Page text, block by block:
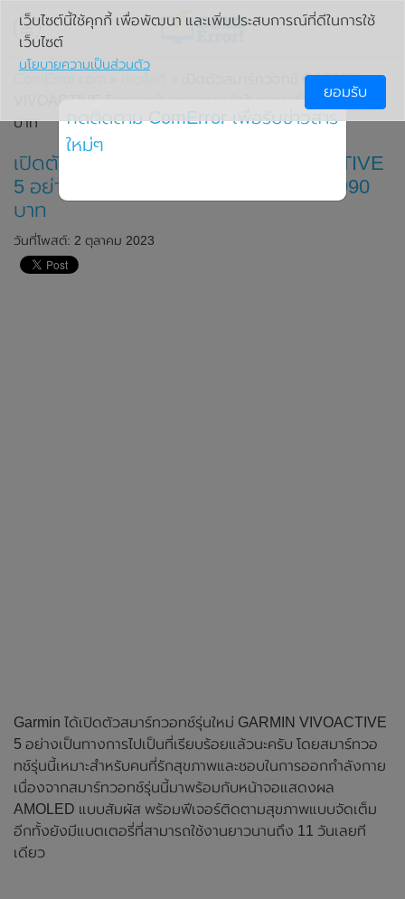
» เปิดตัวสมาร์ทวอทช์ GARMIN
VIVOACTIVE 5 อย่างเป็นทางการแล้วในราคาเพียง 10,990
บาท
เปิดตัวสมาร์ทวอทช์ GARMIN VIVOACTIVE
5 อย่างเป็นทางการแล้วในราคาเพียง 10,990
บาท
วันที่โพสต์: 2 ตุลาคม 2023
Garmin ได้เปิดตัวสมาร์ทวอทช์รุ่นใหม่ GARMIN VIVOACTIVE
5 อย่างเป็นทางการไปเป็นที่เรียบร้อยแล้วนะครับ โดยสมาร์ทวอ
ทช์รุ่นนี้เหมาะสำหรับคนที่รักสุขภาพและชอบในการออกกำลังกาย
เนื่องจากสมาร์ทวอทช์รุ่นนี้มาพร้อมกับหน้าจอแสดงผล
AMOLED แบบสัมผัส พร้อมฟีเจอร์ติดตามสุขภาพแบบจัดเต็ม
อีกทั้งยังมีแบตเตอรี่ที่สามารถใช้งานยาวนานถึง 11 วันเลยที
เดียว
เว็บไซต์นี้ใช้คุกกี้ เพื่อพัฒนา และเพิ่มประสบการณ์ที่ดีในการใช้
เว็บไซต์
นโยบายความเป็นส่วนตัว
ยอมรับ
กดติดตาม ComError เพื่อรับข่าวสาร
ใหม่ๆ